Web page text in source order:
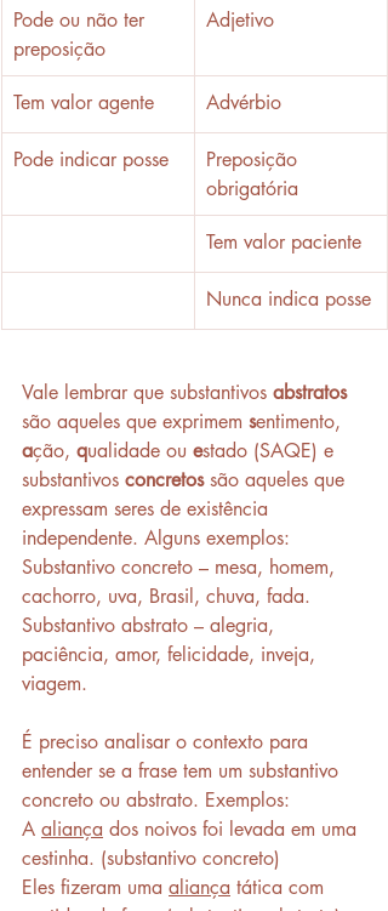
Pode ou não ter
preposição
Adjetivo
Tem valor agente Advérbio
Pode indicar posse
Preposição
obrigatória
Tem valor paciente
Nunca indica posse
Vale lembrar que substantivos abstratos
são aqueles que exprimem sentimento,
ação, qualidade ou estado (SAQE) e
substantivos concretos são aqueles que
expressam seres de existência
independente. Alguns exemplos:
Substantivo concreto – mesa, homem,
cachorro, uva, Brasil, chuva, fada.
Substantivo abstrato – alegria,
paciência, amor, felicidade, inveja,
viagem.
É preciso analisar o contexto para
entender se a frase tem um substantivo
concreto ou abstrato. Exemplos:
A aliança dos noivos foi levada em uma
cestinha. (substantivo concreto)
Eles fizeram uma aliança tática com